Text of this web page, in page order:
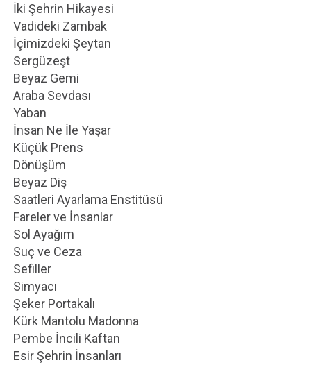
İki Şehrin Hikayesi
Vadideki Zambak
İçimizdeki Şeytan
Sergüzeşt
Beyaz Gemi
Araba Sevdası
Yaban
İnsan Ne İle Yaşar
Küçük Prens
Dönüşüm
Beyaz Diş
Saatleri Ayarlama Enstitüsü
Fareler ve İnsanlar
Sol Ayağım
Suç ve Ceza
Sefiller
Simyacı
Şeker Portakalı
Kürk Mantolu Madonna
Pembe İncili Kaftan
Esir Şehrin İnsanları